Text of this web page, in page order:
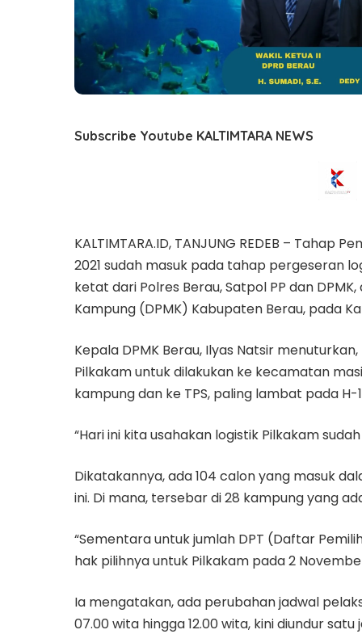
Subscribe Youtube KALTIMTARA NEWS
KALTIMTARA.ID, TANJUNG REDEB –
2021 sudah masuk pada tahap pergeseran
ketat dari Polres Berau, Satpol PP dan
Kampung (DPMK) Kabupaten Berau, pada
Kepala DPMK Berau, Ilyas Natsir
Pilkakam untuk dilakukan ke kecamatan
kampung dan ke TPS, paling lambat pada
“Hari ini kita usahakan logistik Pilkakam
Dikatakannya, ada 104 calon yang masuk
ini. Di mana, tersebar di 28 kampung yang
“Sementara untuk jumlah DPT (Daftar
hak pilihnya untuk Pilkakam pada 2
Ia mengatakan, ada perubahan jadwal
07.00 wita hingga 12.00 wita, kini diundur